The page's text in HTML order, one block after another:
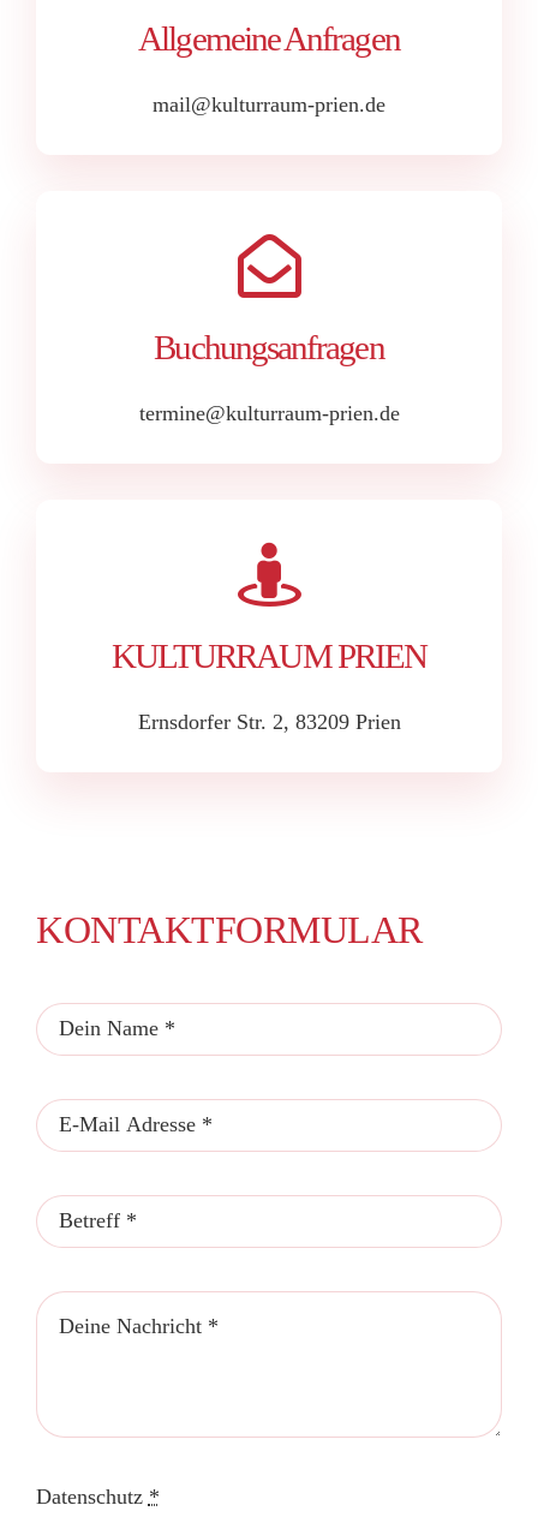
Allgemeine Anfragen
mail@kulturraum-prien.de
Buchungsanfragen
termine@kulturraum-prien.de
KULTURRAUM PRIEN
Ernsdorfer Str. 2, 83209 Prien
KONTAKTFORMULAR
Datenschutz *